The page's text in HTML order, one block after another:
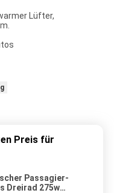
Lüfter,
Preis für
Passagier-
Dreirad 275w